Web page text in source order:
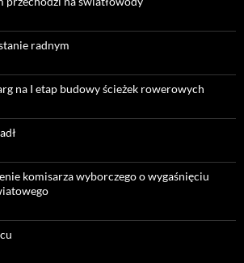
radnym
na I etap budowy ścieżek rowerowych
komisarza wyborczego o wygaśnięciu